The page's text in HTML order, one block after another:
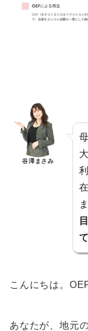
谷澤まさみ
こんにちは。
あなたが、地元